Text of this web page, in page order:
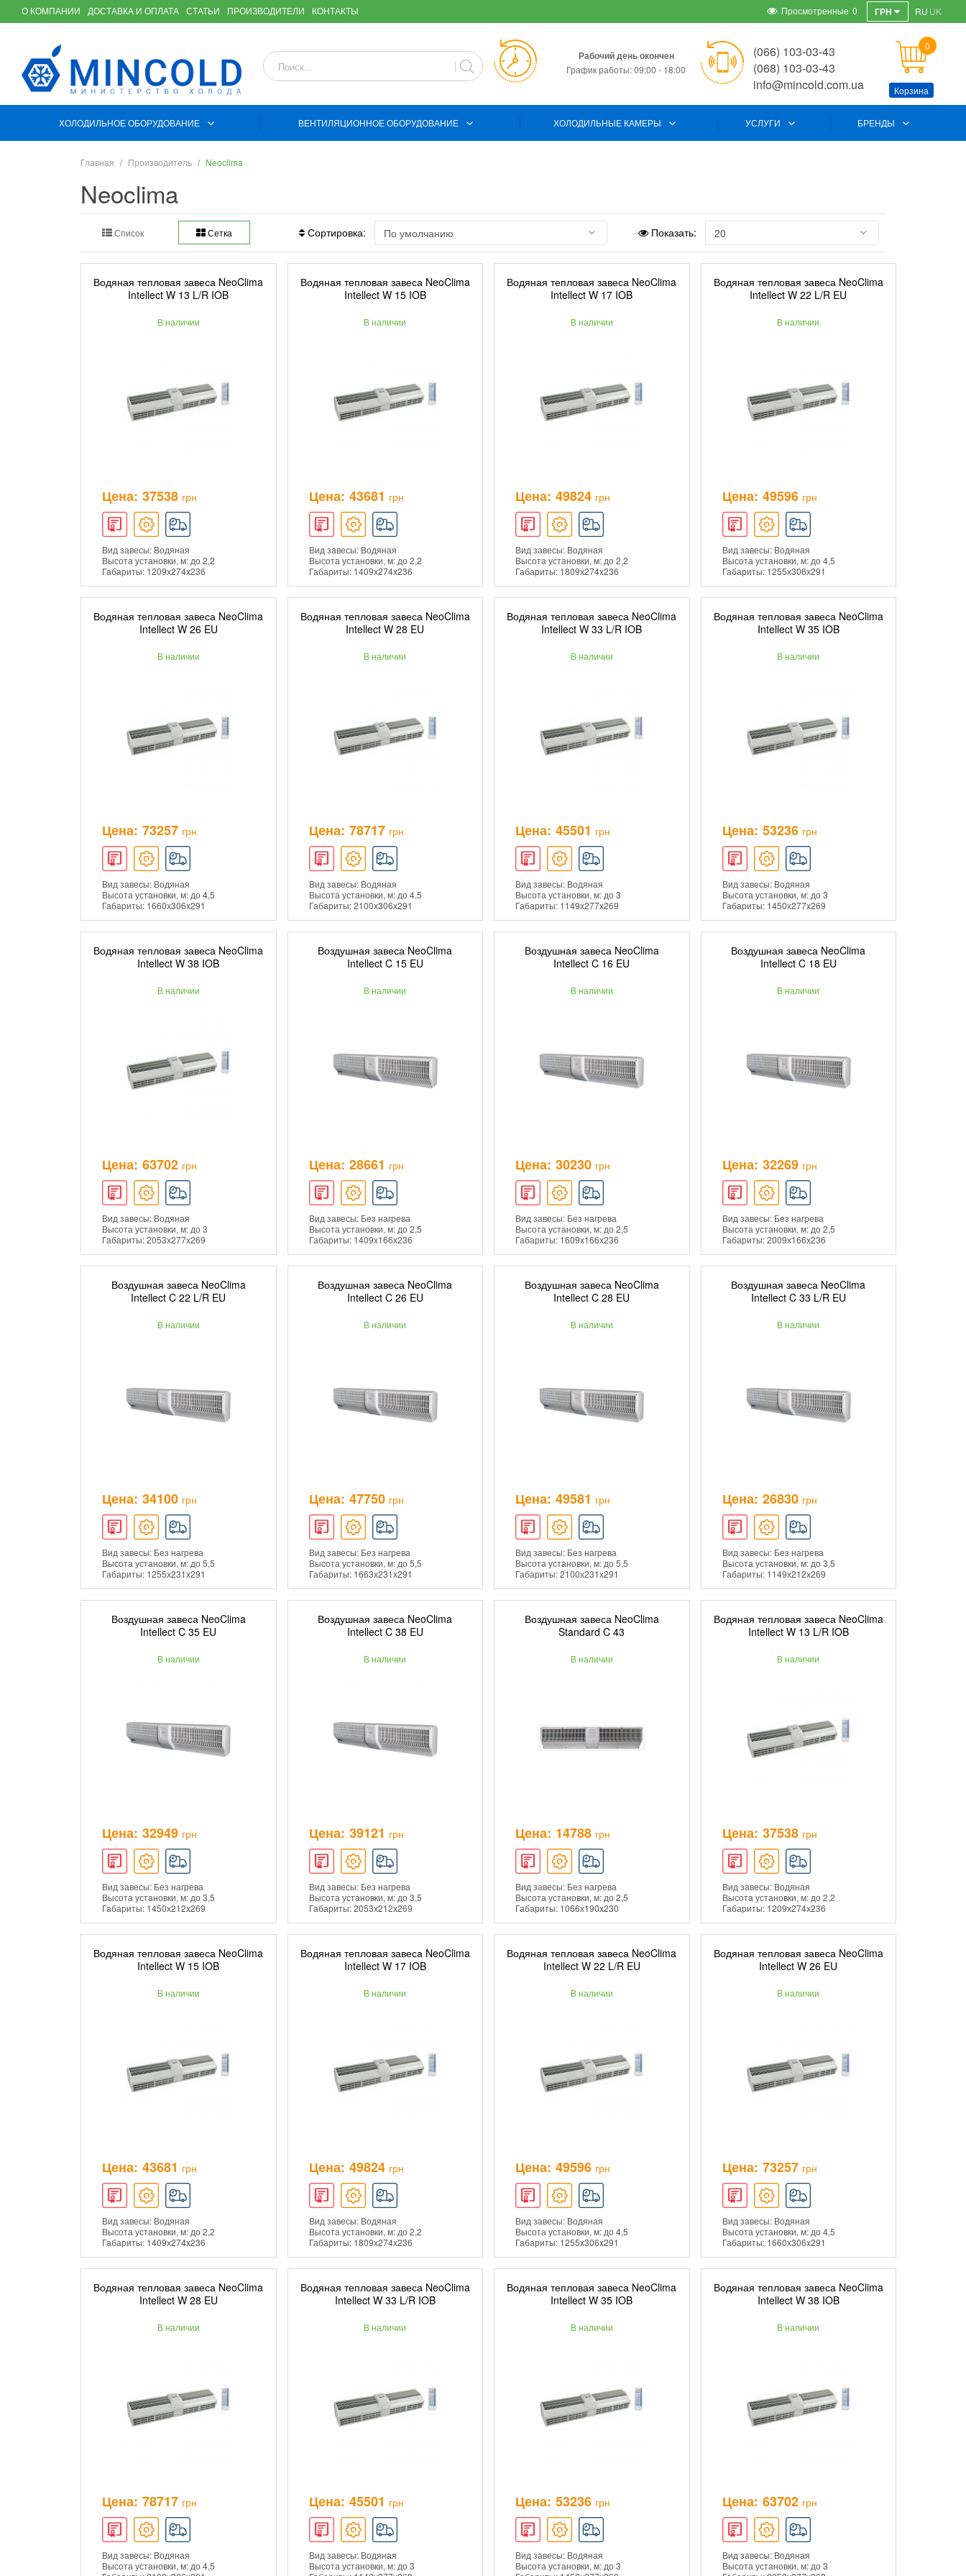
О КОМПАНИИ ДОСТАВКА И ОПЛАТА СТАТЬИ ПРОИЗВОДИТЕЛИ КОНТАКТЫ ГРН RU UK
Просмотренные 0
Рабочий день окончен
График работы: 09:00 - 18:00
(066) 103-03-43
(068) 103-03-43
info@mincold.com.ua
0
Корзина
ХОЛОДИЛЬНОЕ ОБОРУДОВАНИЕ ВЕНТИЛЯЦИОННОЕ ОБОРУДОВАНИЕ ХОЛОДИЛЬНЫЕ КАМЕРЫ УСЛУГИ БРЕНДЫ
Главная Производитель Neoclima
Neoclima
Список Сетка Сортировка: Показать:
Водяная тепловая завеса NeoClima
Intellect W 13 L/R IOB
В наличии
Цена: 37538 грн
Вид завесы: Водяная
Высота установки, м: до 2,2
Габариты: 1209х274х236
ДОБАВИТЬ В КОРЗИНУ
ПОДРОБНЕЕ
Водяная тепловая завеса NeoClima
Intellect W 15 IOB
В наличии
Цена: 43681 грн
Вид завесы: Водяная
Высота установки, м: до 2,2
Габариты: 1409х274х236
ДОБАВИТЬ В КОРЗИНУ
ПОДРОБНЕЕ
Водяная тепловая завеса NeoClima
Intellect W 17 IOB
В наличии
Цена: 49824 грн
Вид завесы: Водяная
Высота установки, м: до 2,2
Габариты: 1809х274х236
ДОБАВИТЬ В КОРЗИНУ
ПОДРОБНЕЕ
Водяная тепловая завеса NeoClima
Intellect W 22 L/R EU
В наличии
Цена: 49596 грн
Вид завесы: Водяная
Высота установки, м: до 4,5
Габариты: 1255х306х291
ДОБАВИТЬ В КОРЗИНУ
ПОДРОБНЕЕ
Водяная тепловая завеса NeoClima
Intellect W 26 EU
В наличии
Цена: 73257 грн
Вид завесы: Водяная
Высота установки, м: до 4,5
Габариты: 1660х306х291
ДОБАВИТЬ В КОРЗИНУ
ПОДРОБНЕЕ
Водяная тепловая завеса NeoClima
Intellect W 28 EU
В наличии
Цена: 78717 грн
Вид завесы: Водяная
Высота установки, м: до 4,5
Габариты: 2100х306х291
ДОБАВИТЬ В КОРЗИНУ
ПОДРОБНЕЕ
Водяная тепловая завеса NeoClima
Intellect W 33 L/R IOB
В наличии
Цена: 45501 грн
Вид завесы: Водяная
Высота установки, м: до 3
Габариты: 1149х277х269
ДОБАВИТЬ В КОРЗИНУ
ПОДРОБНЕЕ
Водяная тепловая завеса NeoClima
Intellect W 35 IOB
В наличии
Цена: 53236 грн
Вид завесы: Водяная
Высота установки, м: до 3
Габариты: 1450х277х269
ДОБАВИТЬ В КОРЗИНУ
ПОДРОБНЕЕ
Водяная тепловая завеса NeoClima
Intellect W 38 IOB
В наличии
Цена: 63702 грн
Вид завесы: Водяная
Высота установки, м: до 3
Габариты: 2053х277х269
ДОБАВИТЬ В КОРЗИНУ
ПОДРОБНЕЕ
Воздушная завеса NeoClima
Intellect C 15 EU
В наличии
Цена: 28661 грн
Вид завесы: Без нагрева
Высота установки, м: до 2,5
Габариты: 1409х166х236
ДОБАВИТЬ В КОРЗИНУ
ПОДРОБНЕЕ
Воздушная завеса NeoClima
Intellect C 16 EU
В наличии
Цена: 30230 грн
Вид завесы: Без нагрева
Высота установки, м: до 2,5
Габариты: 1609х166х236
ДОБАВИТЬ В КОРЗИНУ
ПОДРОБНЕЕ
Воздушная завеса NeoClima
Intellect C 18 EU
В наличии
Цена: 32269 грн
Вид завесы: Без нагрева
Высота установки, м: до 2,5
Габариты: 2009х166х236
ДОБАВИТЬ В КОРЗИНУ
ПОДРОБНЕЕ
Воздушная завеса NeoClima
Intellect C 22 L/R EU
В наличии
Цена: 34100 грн
Вид завесы: Без нагрева
Высота установки, м: до 5,5
Габариты: 1255х231х291
ДОБАВИТЬ В КОРЗИНУ
ПОДРОБНЕЕ
Воздушная завеса NeoClima
Intellect C 26 EU
В наличии
Цена: 47750 грн
Вид завесы: Без нагрева
Высота установки, м: до 5,5
Габариты: 1663х231х291
ДОБАВИТЬ В КОРЗИНУ
ПОДРОБНЕЕ
Воздушная завеса NeoClima
Intellect C 28 EU
В наличии
Цена: 49581 грн
Вид завесы: Без нагрева
Высота установки, м: до 5,5
Габариты: 2100х231х291
ДОБАВИТЬ В КОРЗИНУ
ПОДРОБНЕЕ
Воздушная завеса NeoClima
Intellect C 33 L/R EU
В наличии
Цена: 26830 грн
Вид завесы: Без нагрева
Высота установки, м: до 3,5
Габариты: 1149х212х269
ДОБАВИТЬ В КОРЗИНУ
ПОДРОБНЕЕ
Воздушная завеса NeoClima
Intellect C 35 EU
В наличии
Цена: 32949 грн
Вид завесы: Без нагрева
Высота установки, м: до 3,5
Габариты: 1450х212х269
ДОБАВИТЬ В КОРЗИНУ
ПОДРОБНЕЕ
Воздушная завеса NeoClima
Intellect C 38 EU
В наличии
Цена: 39121 грн
Вид завесы: Без нагрева
Высота установки, м: до 3,5
Габариты: 2053х212х269
ДОБАВИТЬ В КОРЗИНУ
ПОДРОБНЕЕ
Воздушная завеса NeoClima
Standard C 43
В наличии
Цена: 14788 грн
Вид завесы: Без нагрева
Высота установки, м: до 2,5
Габариты: 1066х190х230
ДОБАВИТЬ В КОРЗИНУ
ПОДРОБНЕЕ
Водяная тепловая завеса NeoClima
Intellect W 13 L/R IOB
В наличии
Цена: 37538 грн
Вид завесы: Водяная
Высота установки, м: до 2,2
Габариты: 1209х274х236
ДОБАВИТЬ В КОРЗИНУ
ПОДРОБНЕЕ
Водяная тепловая завеса NeoClima
Intellect W 15 IOB
В наличии
Цена: 43681 грн
Вид завесы: Водяная
Высота установки, м: до 2,2
Габариты: 1409х274х236
ДОБАВИТЬ В КОРЗИНУ
ПОДРОБНЕЕ
Водяная тепловая завеса NeoClima
Intellect W 17 IOB
В наличии
Цена: 49824 грн
Вид завесы: Водяная
Высота установки, м: до 2,2
Габариты: 1809х274х236
ДОБАВИТЬ В КОРЗИНУ
ПОДРОБНЕЕ
Водяная тепловая завеса NeoClima
Intellect W 22 L/R EU
В наличии
Цена: 49596 грн
Вид завесы: Водяная
Высота установки, м: до 4,5
Габариты: 1255х306х291
ДОБАВИТЬ В КОРЗИНУ
ПОДРОБНЕЕ
Водяная тепловая завеса NeoClima
Intellect W 26 EU
В наличии
Цена: 73257 грн
Вид завесы: Водяная
Высота установки, м: до 4,5
Габариты: 1660х306х291
ДОБАВИТЬ В КОРЗИНУ
ПОДРОБНЕЕ
Водяная тепловая завеса NeoClima
Intellect W 28 EU
В наличии
Цена: 78717 грн
Вид завесы: Водяная
Высота установки, м: до 4,5
Водяная тепловая завеса NeoClima
Intellect W 33 L/R IOB
В наличии
Цена: 45501 грн
Вид завесы: Водяная
Высота установки, м: до 3
Водяная тепловая завеса NeoClima
Intellect W 35 IOB
В наличии
Цена: 53236 грн
Вид завесы: Водяная
Высота установки, м: до 3
Водяная тепловая завеса NeoClima
Intellect W 38 IOB
В наличии
Цена: 63702 грн
Вид завесы: Водяная
Высота установки, м: до 3